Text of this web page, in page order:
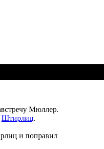
Мюллер.
Штирлиц.
и поправил